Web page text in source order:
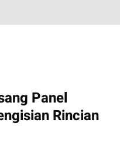
Panel
Rincian